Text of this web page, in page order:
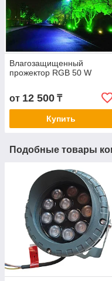
Влагозащищенный
прожектор RGB 50 W
от 12 500 ₸
Купить
Подобные товары